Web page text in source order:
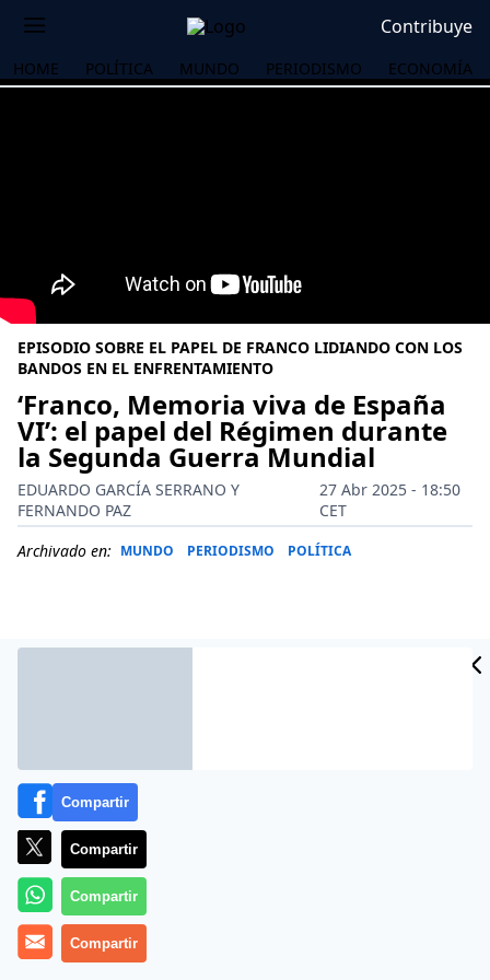
Contribuye
HOME POLÍTICA MUNDO PERIODISMO ECONOMÍA
EPISODIO SOBRE EL PAPEL DE FRANCO LIDIANDO CON LOS
BANDOS EN EL ENFRENTAMIENTO
‘Franco, Memoria viva de España
VI’: el papel del Régimen durante
la Segunda Guerra Mundial
EDUARDO GARCÍA SERRANO Y
FERNANDO PAZ
27 Abr 2025 - 18:50
CET
Archivado en: MUNDO PERIODISMO POLÍTICA
Más información
Compartir
Compartir
Compartir
Compartir